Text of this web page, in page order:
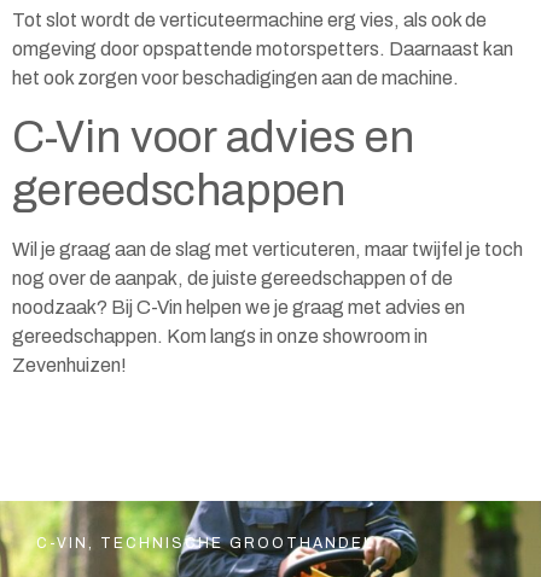
Tot slot wordt de verticuteermachine erg vies, als ook de
omgeving door opspattende motorspetters. Daarnaast kan
het ook zorgen voor beschadigingen aan de machine.
C-Vin voor advies en
gereedschappen
Wil je graag aan de slag met verticuteren, maar twijfel je toch
nog over de aanpak, de juiste gereedschappen of de
noodzaak? BijC-Vinhelpen we je graag met advies en
gereedschappen. Kom langs in onze showroom in
Zevenhuizen!
C-VIN, TECHNISCHE GROOTHANDEL